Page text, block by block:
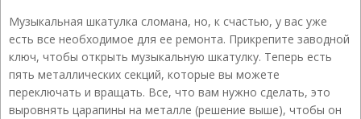
Музыкальная шкатулка сломана, но, к счастью, у вас уже
есть все необходимое для ее ремонта. Прикрепите заводной
ключ, чтобы открыть музыкальную шкатулку. Теперь есть
пять металлических секций, которые вы можете
переключать и вращать. Все, что вам нужно сделать, это
выровнять царапины на металле (решение выше), чтобы он